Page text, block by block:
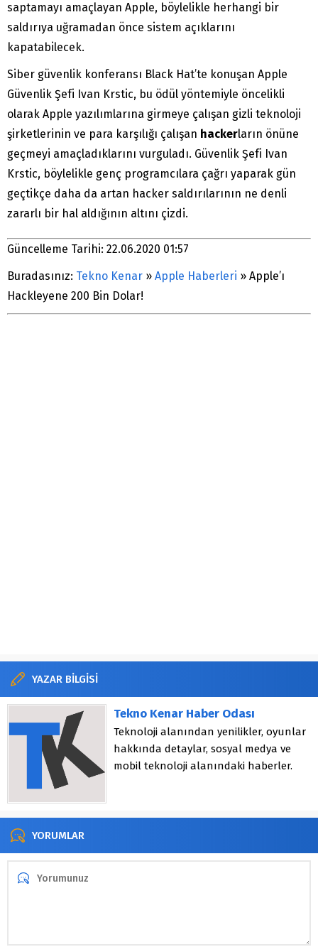
saptamayı amaçlayan Apple, böylelikle herhangi bir
saldırıya uğramadan önce sistem açıklarını
kapatabilecek.
Siber güvenlik konferansı Black Hat’te konuşan Apple
Güvenlik Şefi Ivan Krstic, bu ödül yöntemiyle öncelikli
olarak Apple yazılımlarına girmeye çalışan gizli teknoloji
şirketlerinin ve para karşılığı çalışan hackerların önüne
geçmeyi amaçladıklarını vurguladı. Güvenlik Şefi Ivan
Krstic, böylelikle genç programcılara çağrı yaparak gün
geçtikçe daha da artan hacker saldırılarının ne denli
zararlı bir hal aldığının altını çizdi.
Güncelleme Tarihi: 22.06.2020 01:57
Buradasınız: Tekno Kenar » Apple Haberleri » Apple’ı
Hackleyene 200 Bin Dolar!
YAZAR BİLGİSİ
Tekno Kenar Haber Odası
Teknoloji alanından yenilikler, oyunlar
hakkında detaylar, sosyal medya ve
mobil teknoloji alanındaki haberler.
YORUMLAR